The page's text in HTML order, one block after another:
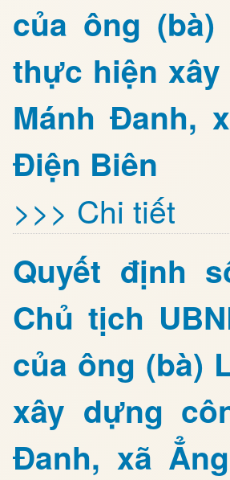
của ông
thực hiện
Mánh Đanh,
Điện Biên
>>> Chi tiết
Quyết định
Chủ tịch
của ông (bà)
xây dựng
Đanh, xã